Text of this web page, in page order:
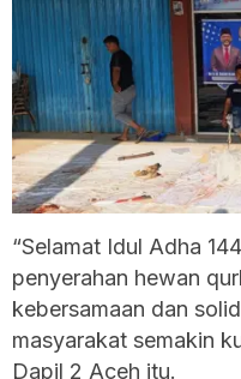
“Selamat Idul Adha
penyerahan hewan
kebersamaan dan
masyarakat semakin
Dapil 2 Aceh itu.